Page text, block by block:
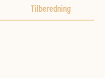
Tilberedning